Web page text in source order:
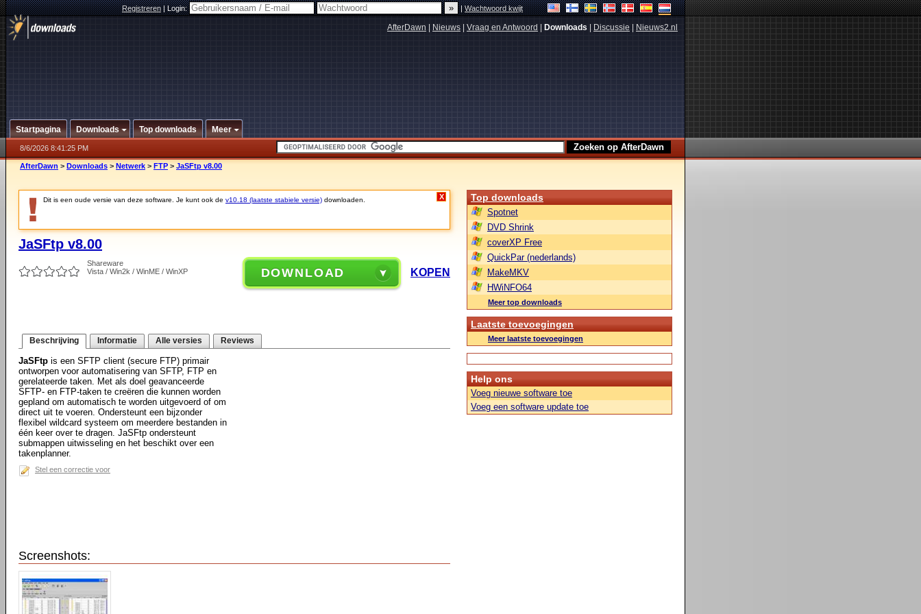
Registreren|Login: |Wachtwoord kwijt
AfterDawn Nieuws Vraag en Antwoord Downloads Discussie Nieuws2.nl
Startpagina Downloads Top downloads Meer
8/6/2026 8:41:25 PM
AfterDawn > Downloads > Netwerk > FTP > JaSFtp v8.00
Dit is een oude versie van deze software. Je kunt ook de v10.18 (laatste stabiele versie) downloaden. X
JaSFtp v8.00
Shareware
Vista / Win2k / WinME / WinXP
DOWNLOAD KOPEN
Beschrijving Informatie Alle versies Reviews
JaSFtp is een SFTP client (secure FTP) primair
ontworpen voor automatisering van SFTP, FTP en
gerelateerde taken. Met als doel geavanceerde
SFTP- en FTP-taken te creëren die kunnen worden
gepland om automatisch te worden uitgevoerd of om
direct uit te voeren. Ondersteunt een bijzonder
flexibel wildcard systeem om meerdere bestanden in
één keer over te dragen. JaSFtp ondersteunt
submappen uitwisseling en het beschikt over een
takenplanner.
Stel een correctie voor
Screenshots:
Top downloads
Spotnet
DVD Shrink
coverXP Free
QuickPar (nederlands)
MakeMKV
HWiNFO64
Meer top downloads
Laatste toevoegingen
Meer laatste toevoegingen
Help ons
Voeg nieuwe software toe
Voeg een software update toe